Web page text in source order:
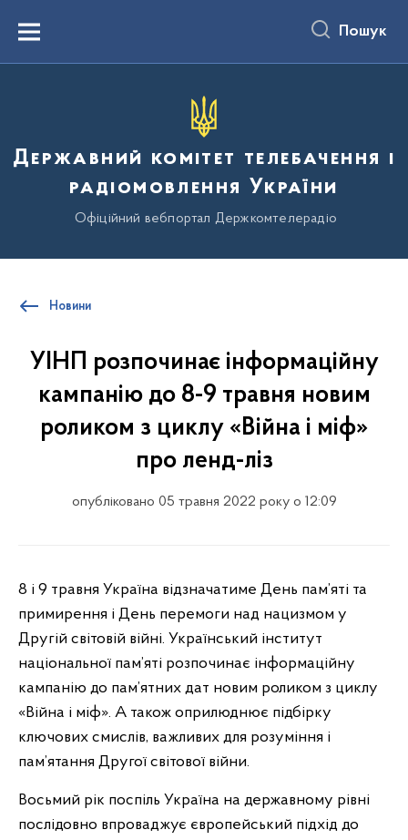
вмістуMenu Пошук
Державний комітет телебачення і
радіомовлення України
Офіційний вебпортал Держкомтелерадіо
Новини
УІНП розпочинає інформаційну
кампанію до 8-9 травня новим
роликом з циклу «Війна і міф»
про ленд-ліз
опубліковано 05 травня 2022 року о 12:09
8 і 9 травня Україна відзначатиме День пам’яті та
примирення і День перемоги над нацизмом у
Другій світовій війні. Український інститут
національної пам’яті розпочинає інформаційну
кампанію до пам’ятних дат новим роликом з циклу
«Війна і міф». А також оприлюднює підбірку
ключових смислів, важливих для розуміння і
пам’ятання Другої світової війни.
Восьмий рік поспіль Україна на державному рівні
послідовно впроваджує європейський підхід до